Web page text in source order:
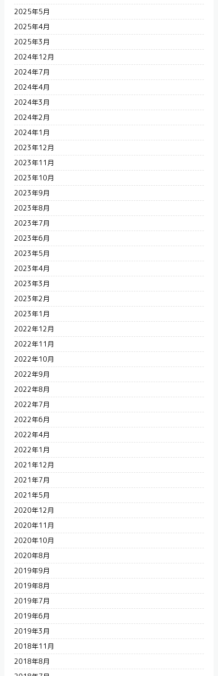
2025年5月
2025年4月
2025年3月
2024年12月
2024年7月
2024年4月
2024年3月
2024年2月
2024年1月
2023年12月
2023年11月
2023年10月
2023年9月
2023年8月
2023年7月
2023年6月
2023年5月
2023年4月
2023年3月
2023年2月
2023年1月
2022年12月
2022年11月
2022年10月
2022年9月
2022年8月
2022年7月
2022年6月
2022年4月
2022年1月
2021年12月
2021年7月
2021年5月
2020年12月
2020年11月
2020年10月
2020年8月
2019年9月
2019年8月
2019年7月
2019年6月
2019年3月
2018年11月
2018年8月